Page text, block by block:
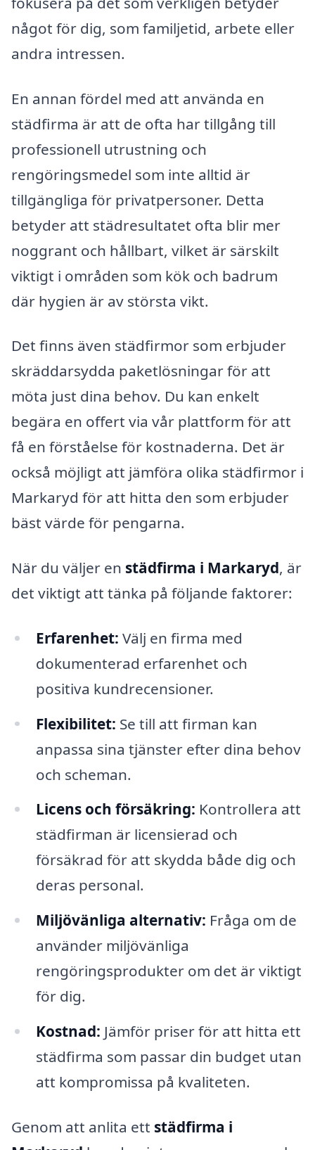
något för dig, som familjetid, arbete eller
andra intressen.
En annan fördel med att använda en
städfirma är att de ofta har tillgång till
professionell utrustning och
rengöringsmedel som inte alltid är
tillgängliga för privatpersoner. Detta
betyder att städresultatet ofta blir mer
noggrant och hållbart, vilket är särskilt
viktigt i områden som kök och badrum
där hygien är av största vikt.
Det finns även städfirmor som erbjuder
skräddarsydda paketlösningar för att
möta just dina behov. Du kan enkelt
begära en offert via vår plattform för att
få en förståelse för kostnaderna. Det är
också möjligt att jämföra olika städfirmor i
Markaryd för att hitta den som erbjuder
bäst värde för pengarna.
När du väljer en städfirma i Markaryd, är
det viktigt att tänka på följande faktorer:
Erfarenhet: Välj en firma med
dokumenterad erfarenhet och
positiva kundrecensioner.
Flexibilitet: Se till att firman kan
anpassa sina tjänster efter dina behov
och scheman.
Licens och försäkring: Kontrollera att
städfirman är licensierad och
försäkrad för att skydda både dig och
deras personal.
Miljövänliga alternativ: Fråga om de
använder miljövänliga
rengöringsprodukter om det är viktigt
för dig.
Kostnad: Jämför priser för att hitta ett
städfirma som passar din budget utan
att kompromissa på kvaliteten.
Genom att anlita ett städfirma i